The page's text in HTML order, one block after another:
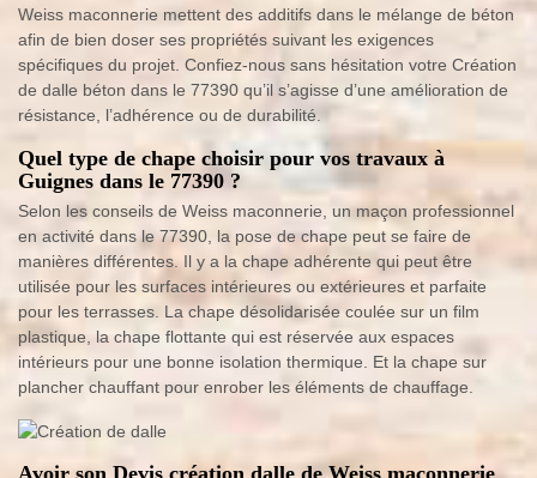
Weiss maconnerie mettent des additifs dans le mélange de béton
afin de bien doser ses propriétés suivant les exigences
spécifiques du projet. Confiez-nous sans hésitation votre Création
de dalle béton dans le 77390 qu’il s’agisse d’une amélioration de
résistance, l’adhérence ou de durabilité.
Quel type de chape choisir pour vos travaux à
Guignes dans le 77390 ?
Selon les conseils de Weiss maconnerie, un maçon professionnel
en activité dans le 77390, la pose de chape peut se faire de
manières différentes. Il y a la chape adhérente qui peut être
utilisée pour les surfaces intérieures ou extérieures et parfaite
pour les terrasses. La chape désolidarisée coulée sur un film
plastique, la chape flottante qui est réservée aux espaces
intérieurs pour une bonne isolation thermique. Et la chape sur
plancher chauffant pour enrober les éléments de chauffage.
Avoir son Devis création dalle de Weiss maconnerie